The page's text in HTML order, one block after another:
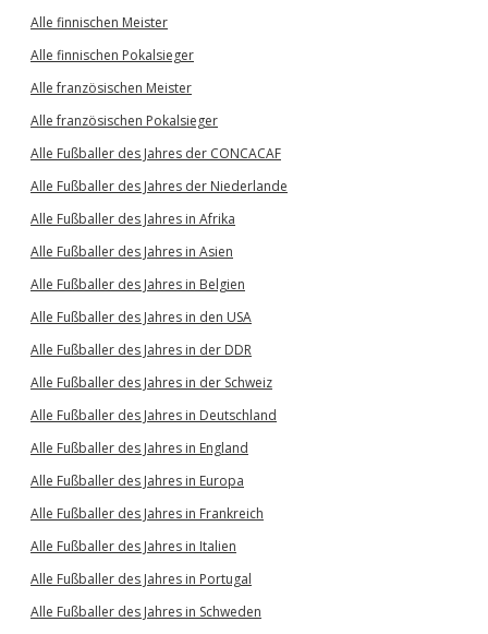
Alle finnischen Meister
Alle finnischen Pokalsieger
Alle französischen Meister
Alle französischen Pokalsieger
Alle Fußballer des Jahres der CONCACAF
Alle Fußballer des Jahres der Niederlande
Alle Fußballer des Jahres in Afrika
Alle Fußballer des Jahres in Asien
Alle Fußballer des Jahres in Belgien
Alle Fußballer des Jahres in den USA
Alle Fußballer des Jahres in der DDR
Alle Fußballer des Jahres in der Schweiz
Alle Fußballer des Jahres in Deutschland
Alle Fußballer des Jahres in England
Alle Fußballer des Jahres in Europa
Alle Fußballer des Jahres in Frankreich
Alle Fußballer des Jahres in Italien
Alle Fußballer des Jahres in Portugal
Alle Fußballer des Jahres in Schweden